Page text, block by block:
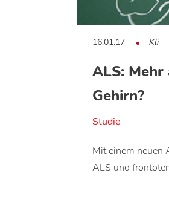
16.01.17 Kli
ALS:
Gehirn?
Studie
Mit einem neuen
ALS und